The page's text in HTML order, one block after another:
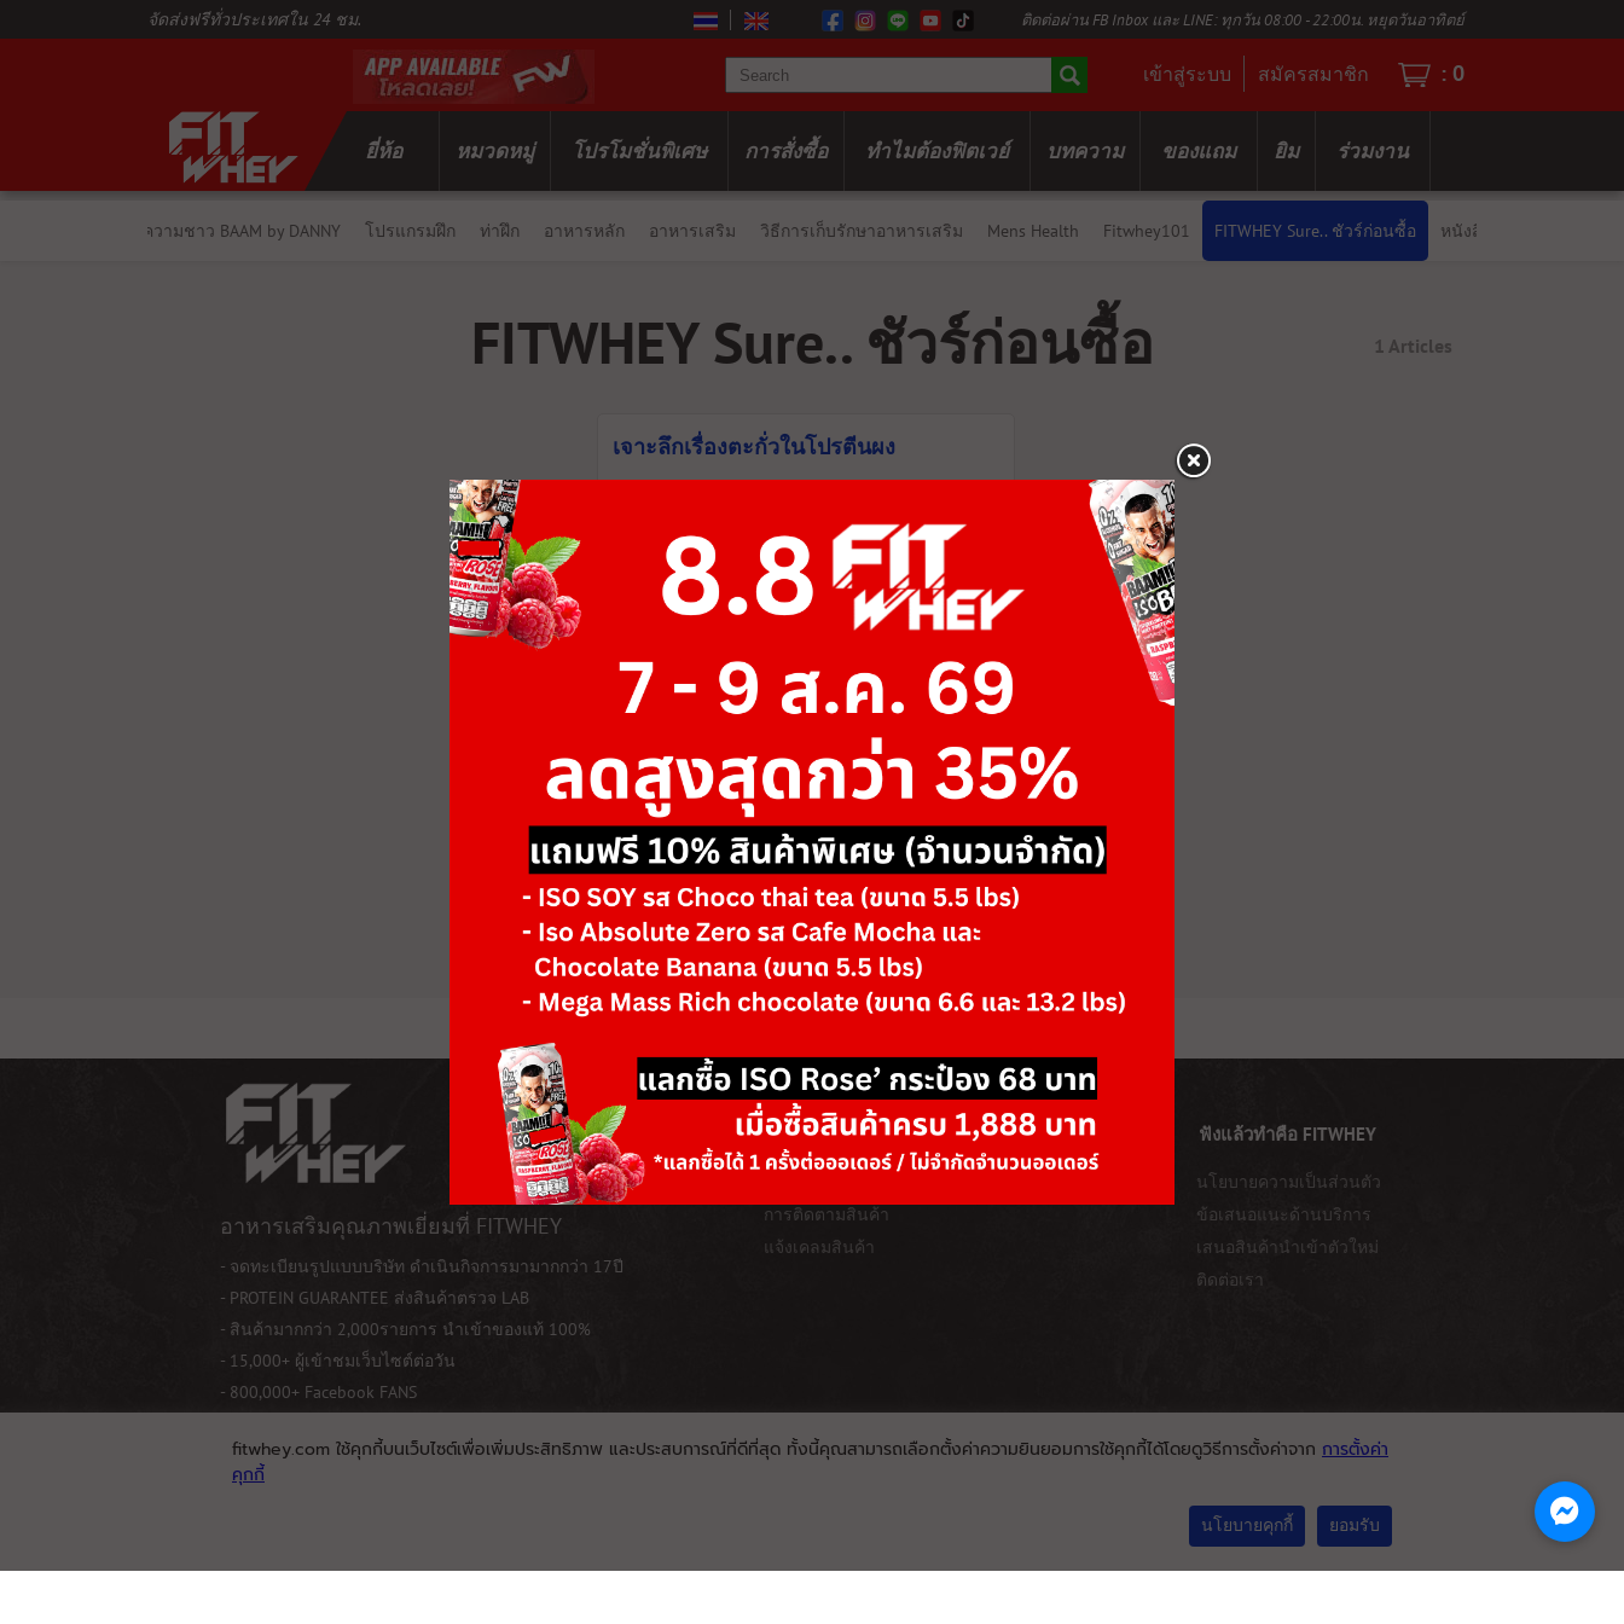
จัดส่งฟรีทั่วประเทศใน 24 ชม. ติดต่อผ่าน FB Inbox และ LINE: ทุกวัน 08:00 - 22:00น. หยุดวันอาทิตย์
เข้าสู่ระบบ สมัครสมาชิก : 0
ยี่ห้อ หมวดหมู่ โปรโมชั่นพิเศษ การสั่งซื้อ ทำไมต้องฟิตเวย์ บทความ ของแถม ยิม ร่วมงาน
รวมบทความชาว BAAM by DANNY โปรแกรมฝึก ท่าฝึก อาหารหลัก อาหารเสริม วิธีการเก็บรักษาอาหารเสริม Mens Health Fitwhey101 FITWHEY Sure.. ชัวร์ก่อนซื้อ หนังสือชี้แจง
FITWHEY Sure.. ชัวร์ก่อนซื้อ 1 Articles
เจาะลึกเรื่องตะกั่วในโปรตีนผง
เจาะลึกเรื่องตะกั่วในโปรตีนผง ผลแลปการตรวจสาร
ตะกั่วในผลิตภัณฑ์ BAAM!! MY WHEY และ BAAM!!
ISO-SOY ...
อ่านบทความ
อาหารเสริมคุณภาพเยี่ยมที่ FITWHEY
- จดทะเบียนรูปแบบบริษัท ดำเนินกิจการมามากกว่า 17ปี
- PROTEIN GUARANTEE ส่งสินค้าตรวจ LAB
- สินค้ามากกว่า 2,000รายการ นำเข้าของแท้ 100%
- 15,000+ ผู้เข้าชมเว็บไซต์ต่อวัน
- 800,000+ Facebook FANS
การสั่งซื้อ/วิธีการชำระ เกี่ยวกับเรา ฟังแล้วทำคือ FITWHEY
การติดตามสินค้า
แจ้งเคลมสินค้า
นโยบายความเป็นส่วนตัว
ข้อเสนอแนะด้านบริการ
เสนอสินค้านำเข้าตัวใหม่
ติดต่อเรา
fitwhey.com ใช้คุกกี้บนเว็บไซต์เพื่อเพิ่มประสิทธิภาพ และประสบการณ์ที่ดีที่สุด ทั้งนี้คุณสามารถเลือกตั้งค่าความยินยอมการใช้คุกกี้ได้โดยดูวิธีการตั้งค่าจาก การตั้งค่า
คุกกี้
นโยบายคุกกี้ ยอมรับ